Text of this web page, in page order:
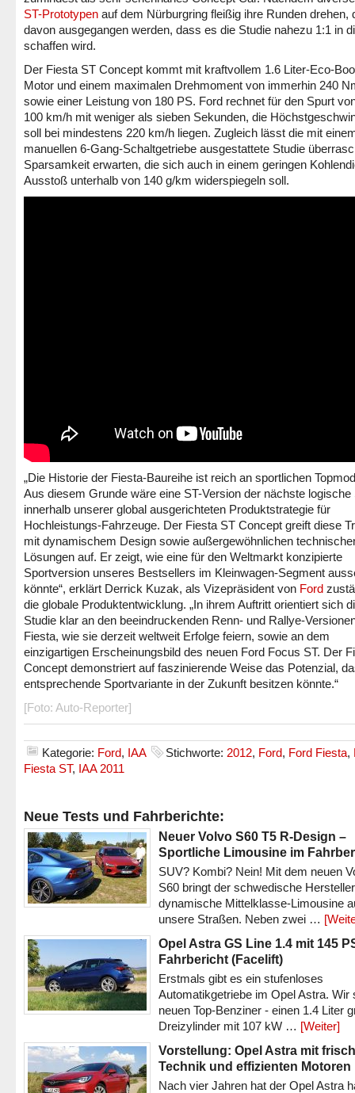
ST-Prototypen auf dem Nürburgring fleißig ihre Runden drehen,
davon ausgegangen werden, dass es die Studie nahezu 1:1 in
schaffen wird.
Der Fiesta ST Concept kommt mit kraftvollem 1.6 Liter-Eco-
Motor und einem maximalen Drehmoment von immerhin 240
sowie einer Leistung von 180 PS. Ford rechnet für den Spurt
100 km/h mit weniger als sieben Sekunden, die
soll bei mindestens 220 km/h liegen. Zugleich lässt die mit
manuellen 6-Gang-Schaltgetriebe ausgestattete Studie
Sparsamkeit erwarten, die sich auch in einem geringen
Ausstoß unterhalb von 140 g/km widerspiegeln soll.
„Die Historie der Fiesta-Baureihe ist reich an sportlichen
Aus diesem Grunde wäre eine ST-Version der nächste logische
innerhalb unserer global ausgerichteten Produktstrategie für
Hochleistungs-Fahrzeuge. Der Fiesta ST Concept greift diese
mit dynamischem Design sowie außergewöhnlichen
Lösungen auf. Er zeigt, wie eine für den Weltmarkt konzipierte
Sportversion unseres Bestsellers im Kleinwagen-Segment
könnte“, erklärt Derrick Kuzak, als Vizepräsident von Ford
die globale Produktentwicklung. „In ihrem Auftritt orientiert sich
Studie klar an den beeindruckenden Renn- und Rallye-
Fiesta, wie sie derzeit weltweit Erfolge feiern, sowie an dem
einzigartigen Erscheinungsbild des neuen Ford Focus ST. Der
Concept demonstriert auf faszinierende Weise das Potenzial,
entsprechende Sportvariante in der Zukunft besitzen könnte.“
[Foto: Auto-Reporter]
Kategorie: Ford, IAA Stichworte: 2012, Ford, Ford Fiesta,
Fiesta ST, IAA 2011
Neue Tests und Fahrberichte:
Neuer Volvo S60 T5 R-Design –
Sportliche Limousine im
SUV? Kombi? Nein! Mit dem neuen
S60 bringt der schwedische
dynamische Mittelklasse-Limousine
unsere Straßen. Neben zwei …
Opel Astra GS Line 1.4 mit 145
Fahrbericht (Facelift)
Erstmals gibt es ein stufenloses
Automatikgetriebe im Opel Astra. Wir
neuen Top-Benziner - einen 1.4 Liter
Dreizylinder mit 107 kW … [Weiter]
Vorstellung: Opel Astra mit
Technik und effizienten Motoren
Nach vier Jahren hat der Opel Astra